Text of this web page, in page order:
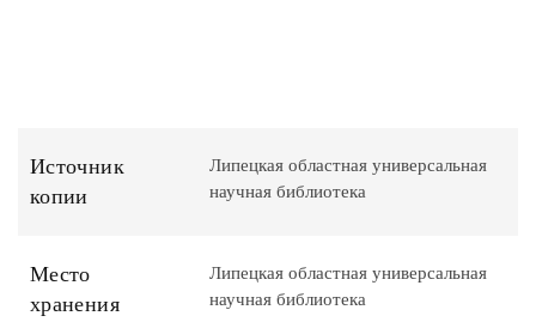
Источник
копии
Липецкая областная универсальная
научная библиотека
Место
хранения
Липецкая областная универсальная
научная библиотека